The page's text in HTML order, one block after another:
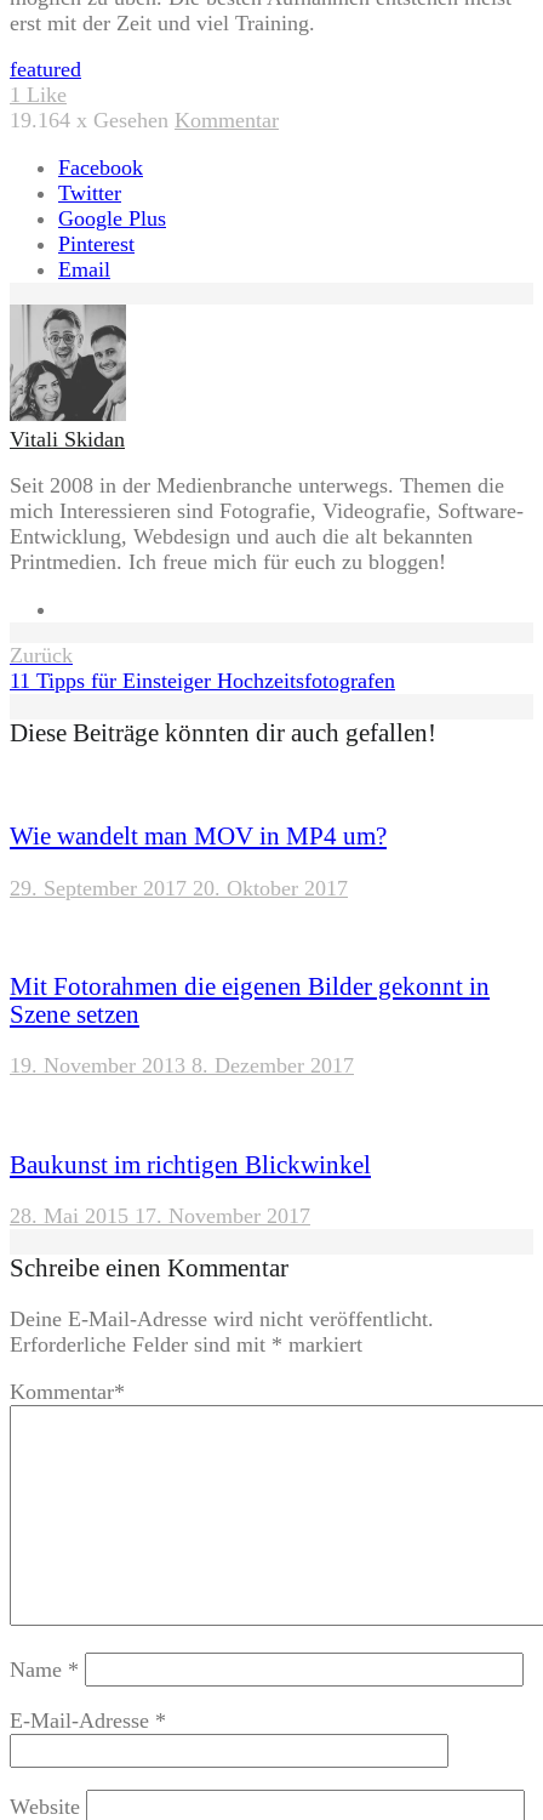
erst mit der Zeit und viel Training.
Tags:
featured
1 Like
19.164 x Gesehen Kommentar
Facebook
Twitter
Google Plus
Pinterest
Email
Vitali Skidan
Seit 2008 in der Medienbranche unterwegs. Themen die
mich Interessieren sind Fotografie, Videografie, Software-
Entwicklung, Webdesign und auch die alt bekannten
Printmedien. Ich freue mich für euch zu bloggen!
Beitragsnavigation
Zurück
11 Tipps für Einsteiger Hochzeitsfotografen
Diese Beiträge könnten dir auch gefallen!
Wie wandelt man MOV in MP4 um?
29. September 2017 20. Oktober 2017
Mit Fotorahmen die eigenen Bilder gekonnt in
Szene setzen
19. November 2013 8. Dezember 2017
Baukunst im richtigen Blickwinkel
28. Mai 2015 17. November 2017
Schreibe einen Kommentar
Deine E-Mail-Adresse wird nicht veröffentlicht.
Erforderliche Felder sind mit * markiert
Kommentar*
Name *
E-Mail-Adresse *
Website